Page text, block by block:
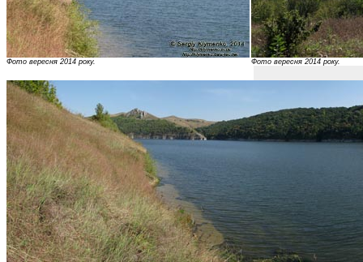
Фото вересня 2014 року. Фото вересня 2014 року.